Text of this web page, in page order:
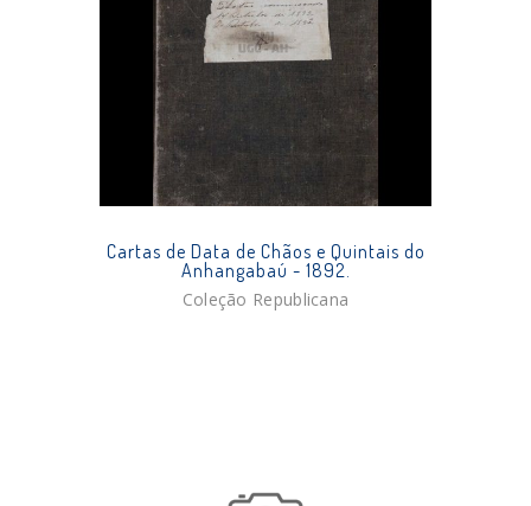
Cartas de Data de Chãos e Quintais do
Anhangabaú - 1892.
Coleção Republicana